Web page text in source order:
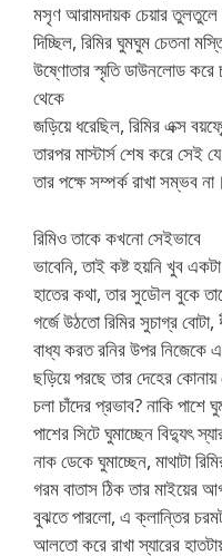
মসৃণ আরামদায়ক চেয়ার
দিচ্ছিল, রিমির ঘুমঘুম চেতনা
উষ্ণোতার স্মৃতি ডাউনলোড
থেকে
জড়িয়ে ধরেছিল, রিমির এক্স
তারপর মাস্টার্স শেষ করে সেই
তার পক্ষে সম্পর্ক রাখা সম্ভব
রিমিও তাকে কখনো সেইভাবে
ভাবেনি, তাই কষ্ট হয়নি খুব
হাতের কথা, তার সুডৌল বুকে
গর্জে উঠতো রিমির সুচাগ্র
বাধ্য করত রনির উপর নিজেকে
ছড়িয়ে পরছে তার দেহের
চলা চাঁদের প্রভাব? নাকি
পাশের সিটে ঘুমাচ্ছেন বিদ্যুৎ
নাক ডেকে ঘুমাচ্ছেন, মাথাটা
গরম বাতাস ঠিক তার মাইয়ের
বুঝতে পারলো, এ ক্লান্তির
আলতো করে রাখা স্যারের